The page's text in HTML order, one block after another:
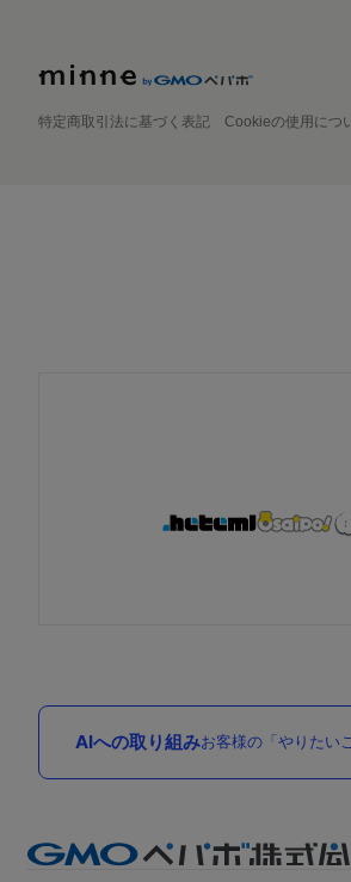
特定商取引法に基づく表記 Cookieの使用につ
AIへの取り組みお客様の「やりたい